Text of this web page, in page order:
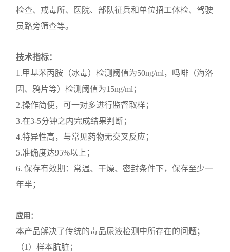
检查、戒毒所、医院、部队征兵和单位招工体检、驾驶
员路旁筛查等。
技术指标：
1.甲基苯丙胺（冰毒）检测阈值为50ng/ml，吗啡（海洛
因、鸦片等）检测阈值为15ng/ml；
2.操作简便，可一对多进行监督取样；
3.在3-5分钟之内完成结果判断；
4.特异性高，与常见药物无交叉反应；
5.准确度达95%以上；
6. 保存有效期：常温、干燥、密封条件下，保存至少一
年半；
应用：
本产品解决了传统的毒品尿液检测中所存在的问题；
（1 ）样本肮脏；